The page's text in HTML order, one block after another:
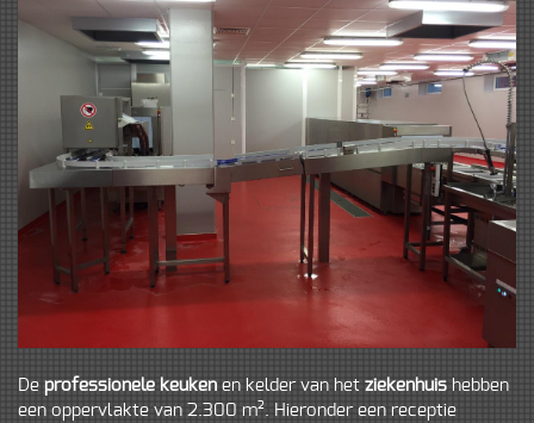
De professionele keuken en kelder van het ziekenhuis hebben
een oppervlakte van 2.300 m². Hieronder een receptie